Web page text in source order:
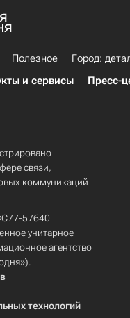
Полезное
Город:
и сервисы Пресс-
связи,
коммуникаций
57640
унитарное
агентство
технологий